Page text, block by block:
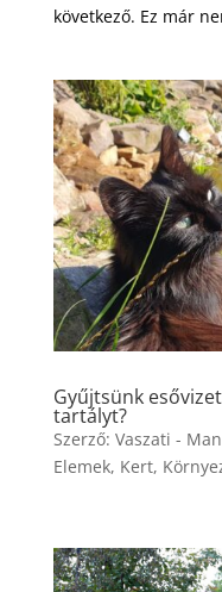
következő. Ez már
Gyűjtsünk
tartályt?
Szerző: Vaszati -
Elemek, Kert,